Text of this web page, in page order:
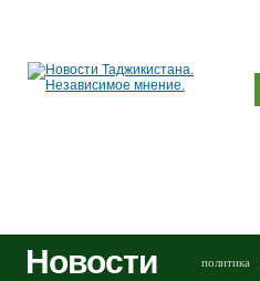
Новости политика